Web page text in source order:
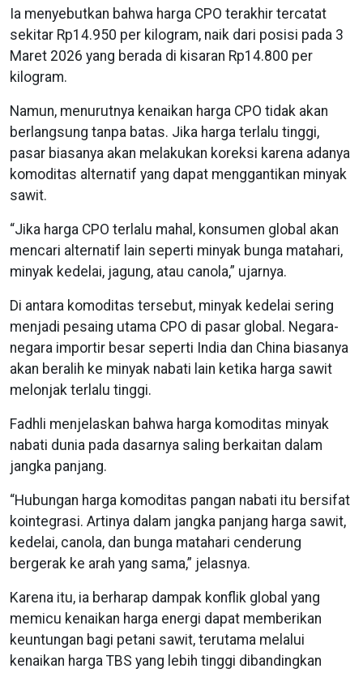
Ia menyebutkan bahwa harga CPO terakhir tercatat
sekitar Rp14.950 per kilogram, naik dari posisi pada 3
Maret 2026 yang berada di kisaran Rp14.800 per
kilogram.
Namun, menurutnya kenaikan harga CPO tidak akan
berlangsung tanpa batas. Jika harga terlalu tinggi,
pasar biasanya akan melakukan koreksi karena adanya
komoditas alternatif yang dapat menggantikan minyak
sawit.
“Jika harga CPO terlalu mahal, konsumen global akan
mencari alternatif lain seperti minyak bunga matahari,
minyak kedelai, jagung, atau canola,” ujarnya.
Di antara komoditas tersebut, minyak kedelai sering
menjadi pesaing utama CPO di pasar global. Negara-
negara importir besar seperti India dan China biasanya
akan beralih ke minyak nabati lain ketika harga sawit
melonjak terlalu tinggi.
Fadhli menjelaskan bahwa harga komoditas minyak
nabati dunia pada dasarnya saling berkaitan dalam
jangka panjang.
“Hubungan harga komoditas pangan nabati itu bersifat
kointegrasi. Artinya dalam jangka panjang harga sawit,
kedelai, canola, dan bunga matahari cenderung
bergerak ke arah yang sama,” jelasnya.
Karena itu, ia berharap dampak konflik global yang
memicu kenaikan harga energi dapat memberikan
keuntungan bagi petani sawit, terutama melalui
kenaikan harga TBS yang lebih tinggi dibandingkan